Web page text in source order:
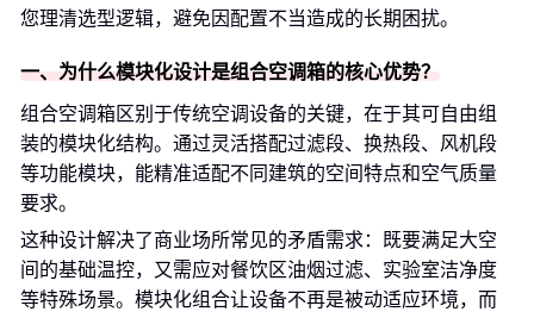
您理清选型逻辑，避免因配置不当造成的长期困扰。
一、为什么模块化设计是组合空调箱的核心优势？
组合空调箱区别于传统空调设备的关键，在于其可自由组
装的模块化结构。通过灵活搭配过滤段、换热段、风机段
等功能模块，能精准适配不同建筑的空间特点和空气质量
要求。
这种设计解决了商业场所常见的矛盾需求：既要满足大空
间的基础温控，又需应对餐饮区油烟过滤、实验室洁净度
等特殊场景。模块化组合让设备不再是被动适应环境，而